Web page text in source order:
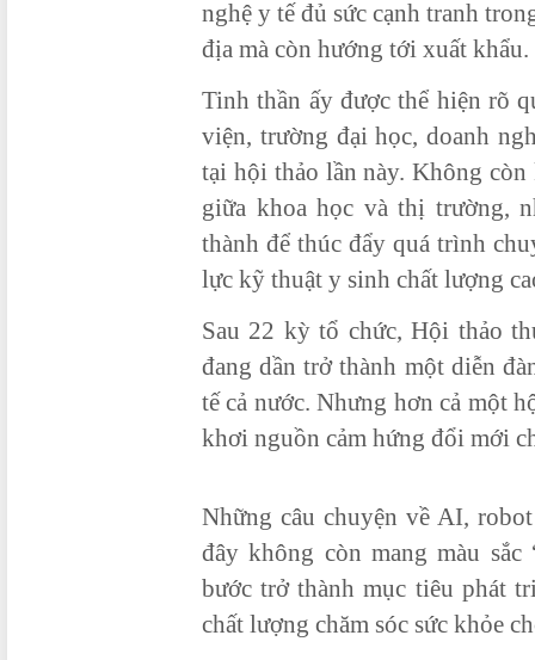
nghệ y tế đủ sức cạnh tranh
địa mà còn hướng tới xuất khẩu.
Tinh thần ấy được thể hiện rõ
viện, trường đại học, doanh
tại hội thảo lần này. Không
giữa khoa học và thị trường,
thành để thúc đẩy quá trình
lực kỹ thuật y sinh chất lượng
Sau 22 kỳ tổ chức, Hội thảo
đang dần trở thành một diễn
tế cả nước. Nhưng hơn cả một
khơi nguồn cảm hứng đổi mới
Những câu chuyện về AI,
đây không còn mang màu
bước trở thành mục tiêu phát
chất lượng chăm sóc sức khỏe